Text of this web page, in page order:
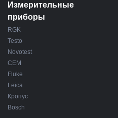
Измерительные
приборы
RGK
Testo
Novotest
CEM
Fluke
Leica
Кропус
Bosch